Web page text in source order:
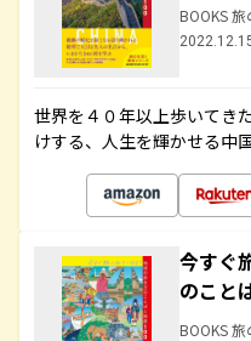
BOOKS
世界を４０年以上歩いてき
けする、人生を輝かせる中
今すぐ
のこと
BOOKS